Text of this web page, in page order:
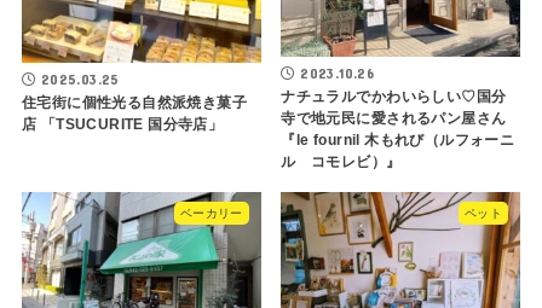
2025.03.25
住宅街に個性光る自然派焼き菓子
店 「TSUCURITE 国分寺店」
2023.10.26
ナチュラルでかわいらしい♡国分
寺で地元民に愛されるパン屋さん
『le fournil 木もれび（ルフォーニ
ル コモレビ）』
ベーカリー ペット